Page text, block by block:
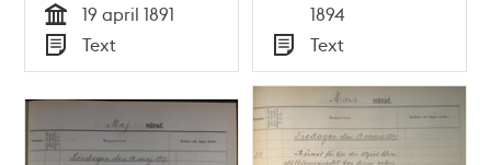
Tid
19 april 1891
Typ
Text
1894
Typ
Text